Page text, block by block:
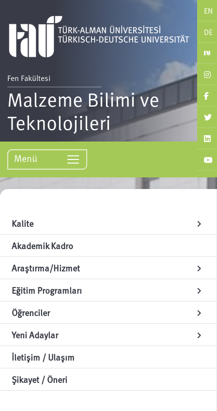
EN
DE
Fen Fakültesi
Malzeme Bilimi ve
Teknolojileri
Menü
Kalite chevron_right
Akademik Kadro
Araştırma/Hizmet
chevron_right
Eğitim Programları chevron_right
Öğrenciler chevron_right
Yeni Adaylar chevron_right
İletişim / Ulaşım
Şikayet / Öneri